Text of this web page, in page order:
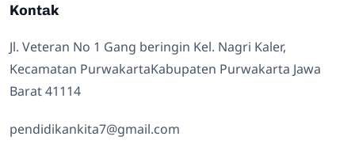
Kontak
Jl. Veteran No 1 Gang beringin Kel. Nagri Kaler,
Kecamatan PurwakartaKabupaten Purwakarta Jawa
Barat 41114
pendidikankita7@gmail.com